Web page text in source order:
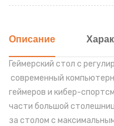
Описание
Геймерский стол с
современный
геймеров и кибер-
части большой
за столом с